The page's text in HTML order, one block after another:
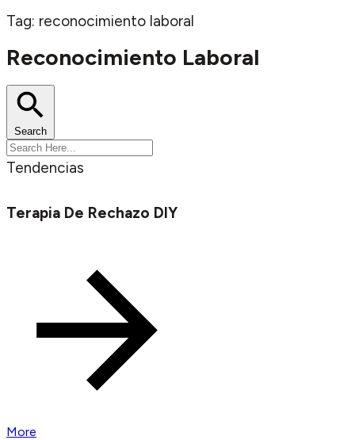
Tag: reconocimiento laboral
Reconocimiento Laboral
Search
Tendencias
Terapia De Rechazo DIY
More